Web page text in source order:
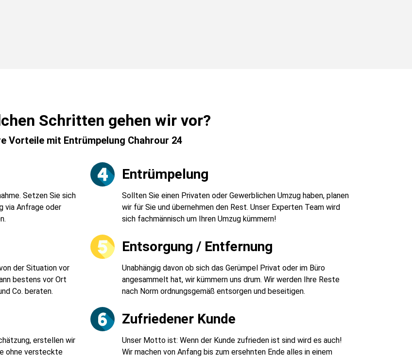
Schritten gehen wir vor?
Vorteile mit Entrümpelung Chahrour 24
Setzen Sie sich
via Anfrage oder
der Situation vor
bestens vor Ort
Co. beraten.
erstellen wir
ohne versteckte
Entrümpelung
Sollten Sie einen Privaten oder Gewerblichen Umzug haben, planen
wir für Sie und übernehmen den Rest. Unser Experten Team wird
sich fachmännisch um Ihren Umzug kümmern!
Entsorgung / Entfernung
Unabhängig davon ob sich das Gerümpel Privat oder im Büro
angesammelt hat, wir kümmern uns drum. Wir werden Ihre Reste
nach Norm ordnungsgemäß entsorgen und beseitigen.
Zufriedener Kunde
Unser Motto ist: Wenn der Kunde zufrieden ist sind wird es auch!
Wir machen von Anfang bis zum ersehnten Ende alles in einem